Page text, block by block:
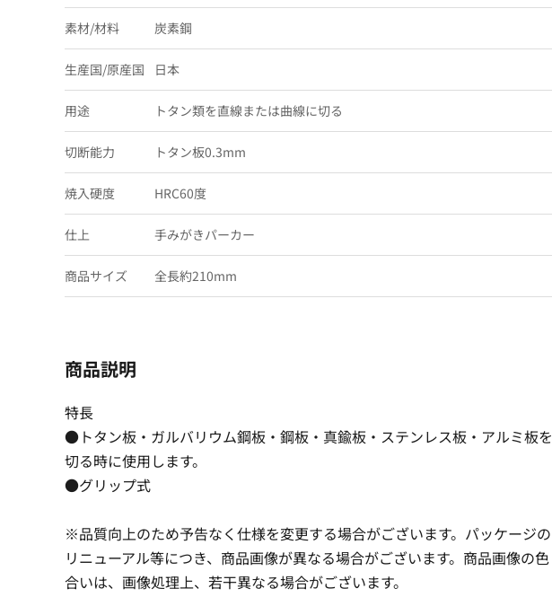
素材/材料 炭素鋼
生産国/原産国 日本
用途 トタン類を直線または曲線に切る
切断能力 トタン板0.3mm
焼入硬度 HRC60度
仕上 手みがきパーカー
商品サイズ 全長約210mm
商品説明
特長
●トタン板・ガルバリウム鋼板・鋼板・真鍮板・ステンレス板・アルミ板を
切る時に使用します。
●グリップ式
※品質向上のため予告なく仕様を変更する場合がございます。パッケージの
リニューアル等につき、商品画像が異なる場合がございます。商品画像の色
合いは、画像処理上、若干異なる場合がございます。